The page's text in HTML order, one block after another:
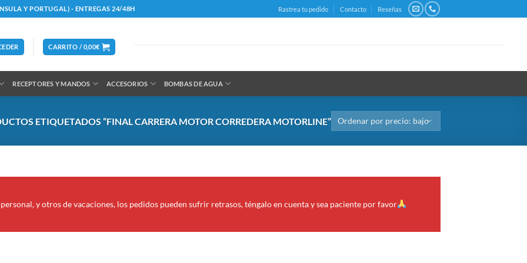
Y PORTUGAL) - ENTREGAS 24/48H Rastrea tu pedido Contacto Reseñas
CARRITO /0,00€
RECEPTORES Y MANDOS ACCESORIOS BOMBAS DE AGUA
ETIQUETADOS “FINAL CARRERA MOTOR CORREDERA MOTORLINE”
y otros de vacaciones, los pedidos pueden sufrir retrasos, téngalo en cuenta y sea paciente por favor